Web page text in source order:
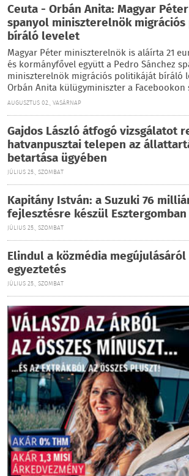
Ceuta - Orbán Anita: Magyar
spanyol miniszterelnök
bíráló levelet
Magyar Péter miniszterelnök is aláírta 21
és kormányfővel együtt a Pedro Sánchez
miniszterelnök migrációs politikáját bíráló
Orbán Anita külügyminiszter a Facebookon
AUGUSZTUS 02., VASÁRNAP
Gajdos László átfogó vizsgálatot
hatvanpusztai telepen az
betartása ügyében
JÚLIUS 25., SZOMBAT
Kapitány István: a Suzuki 76
fejlesztésre készül Esztergomban
JÚLIUS 25., SZOMBAT
Elindul a közmédia
egyeztetés
JÚLIUS 25., SZOMBAT